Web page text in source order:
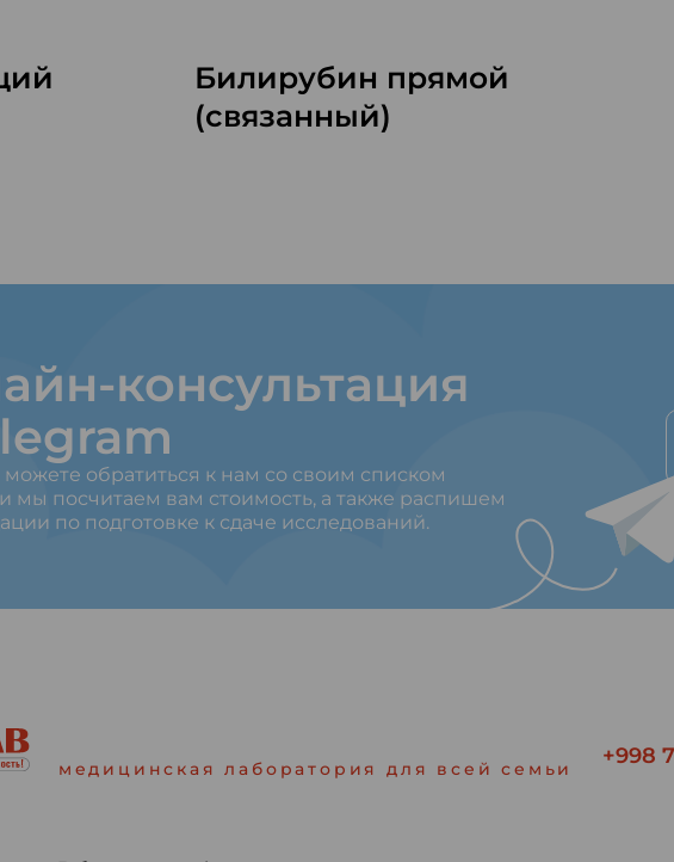
Билирубин прямой
(связанный)
консультация
можете обратиться к нам со своим списком
мы посчитаем вам стоимость, а также распишем
по подготовке к сдаче исследований.
медицинская лаборатория для всей семьи +998